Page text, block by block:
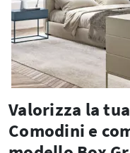
Valorizza la
Comodini e